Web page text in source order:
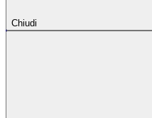
Chiudi